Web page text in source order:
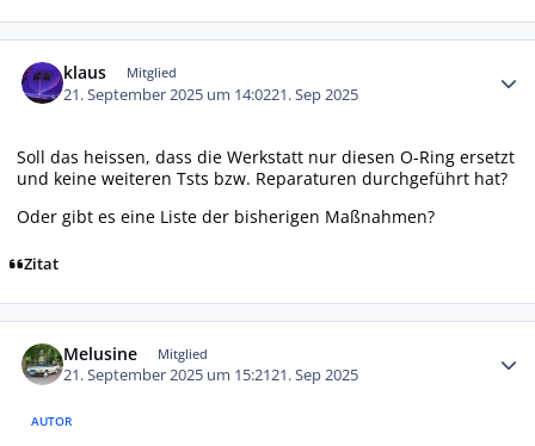
klaus Mitglied
21. September 2025 um 14:0221. Sep 2025
Soll das heissen, dass die Werkstatt nur diesen O-Ring ersetzt
und keine weiteren Tsts bzw. Reparaturen durchgeführt hat?
Oder gibt es eine Liste der bisherigen Maßnahmen?
Zitat
Melusine Mitglied
21. September 2025 um 15:2121. Sep 2025
AUTOR